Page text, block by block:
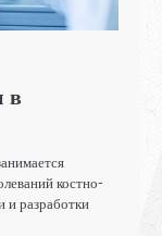
в
костно-
разработки